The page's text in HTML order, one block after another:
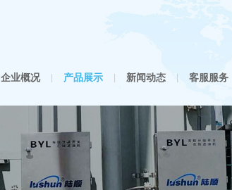
企业概况 产品展示 新闻动态 客服服务